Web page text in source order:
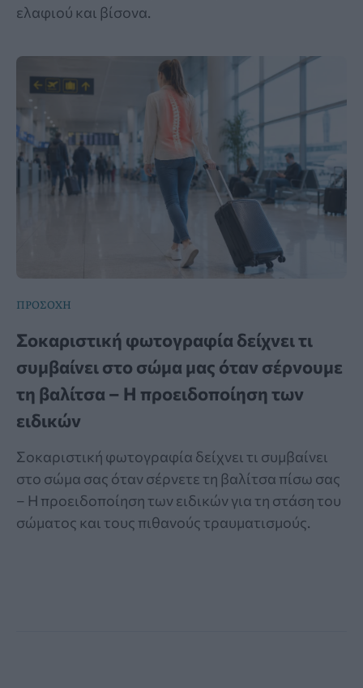
ελαφιού και βίσονα.
ΠΡΟΣΟΧΗ
Σοκαριστική φωτογραφία δείχνει τι
συμβαίνει στο σώμα μας όταν σέρνουμε
τη βαλίτσα – Η προειδοποίηση των
ειδικών
Σοκαριστική φωτογραφία δείχνει τι συμβαίνει
στο σώμα σας όταν σέρνετε τη βαλίτσα πίσω σας
– Η προειδοποίηση των ειδικών για τη στάση του
σώματος και τους πιθανούς τραυματισμούς.